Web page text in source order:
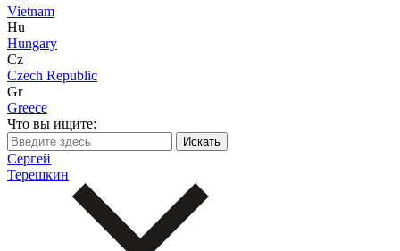
Vietnam
Hu
Hungary
Cz
Czech Republic
Gr
Greece
Что вы ищите:
Сергей
Терешкин